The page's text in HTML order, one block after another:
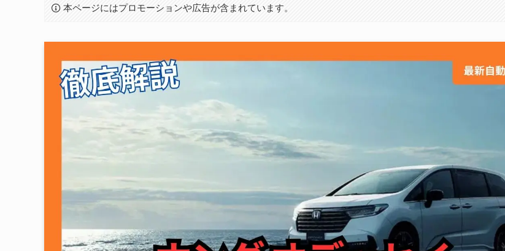
本ページにはプロモーションや広告が含まれています。